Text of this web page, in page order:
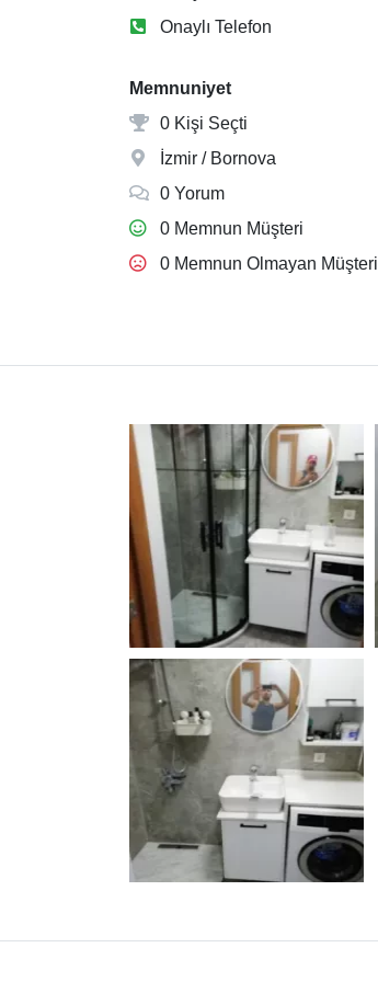
Onaylı Telefon
Memnuniyet
0 Kişi Seçti
İzmir / Bornova
0 Yorum
0 Memnun Müşteri
0 Memnun Olmayan Müşteri